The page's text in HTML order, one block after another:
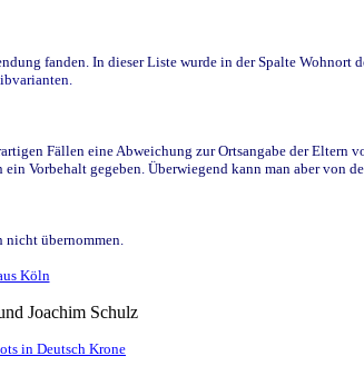
fanden. In dieser Liste wurde in der Spalte Wohnort
Fällen eine Abweichung zur Ortsangabe der Eltern
Vorbehalt gegeben. Überwiegend kann man aber von
übernommen.
Köln
Joachim Schulz
in Deutsch Krone